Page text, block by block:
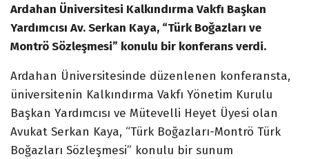
Ardahan Üniversitesi Kalkındırma Vakfı Başkan
Yardımcısı Av. Serkan Kaya, “Türk Boğazları ve
Montrö Sözleşmesi” konulu bir konferans verdi.
Ardahan Üniversitesinde düzenlenen konferansta,
üniversitenin Kalkındırma Vakfı Yönetim Kurulu
Başkan Yardımcısı ve Mütevelli Heyet Üyesi olan
Avukat Serkan Kaya, “Türk Boğazları-Montrö Türk
Boğazları Sözleşmesi” konulu bir sunum